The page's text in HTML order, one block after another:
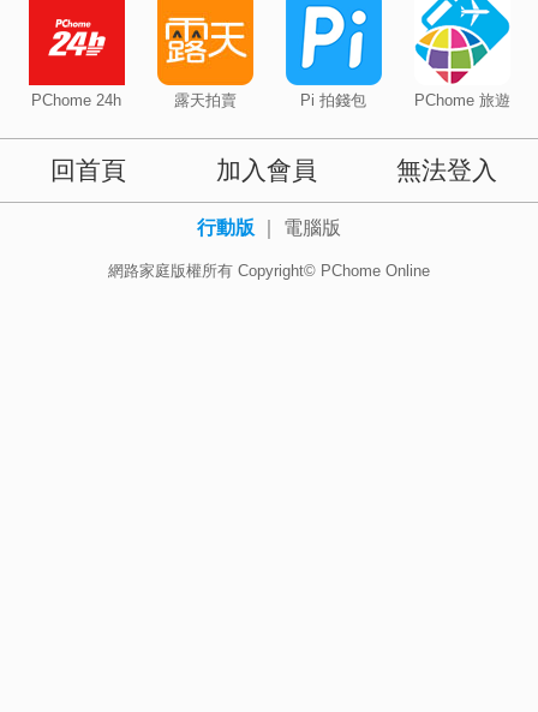
PChome 24h 露天拍賣 Pi 拍錢包 PChome 旅遊
回首頁 加入會員 無法登入
行動版 電腦版
網路家庭版權所有 Copyright© PChome Online